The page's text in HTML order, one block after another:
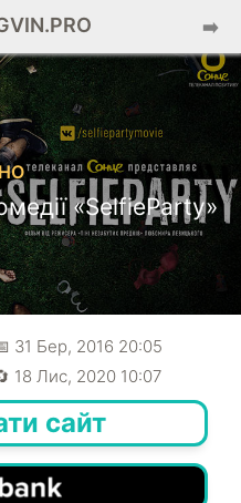
➡️
«SelfieParty»
31 Бер, 2016 20:05
18 Лис, 2020 10:07
сайт